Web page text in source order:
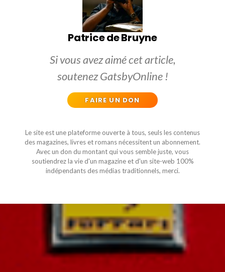
Patrice de Bruyne
Si vous avez aimé cet article,
soutenez GatsbyOnline !
FAIRE UN DON
Le site est une plateforme ouverte à tous, seuls les contenus
des magazines, livres et romans nécessitent un abonnement.
Avec un don du montant qui vous semble juste, vous
soutiendrez la vie d'un magazine et d'un site-web 100%
indépendants des médias traditionnels, merci.